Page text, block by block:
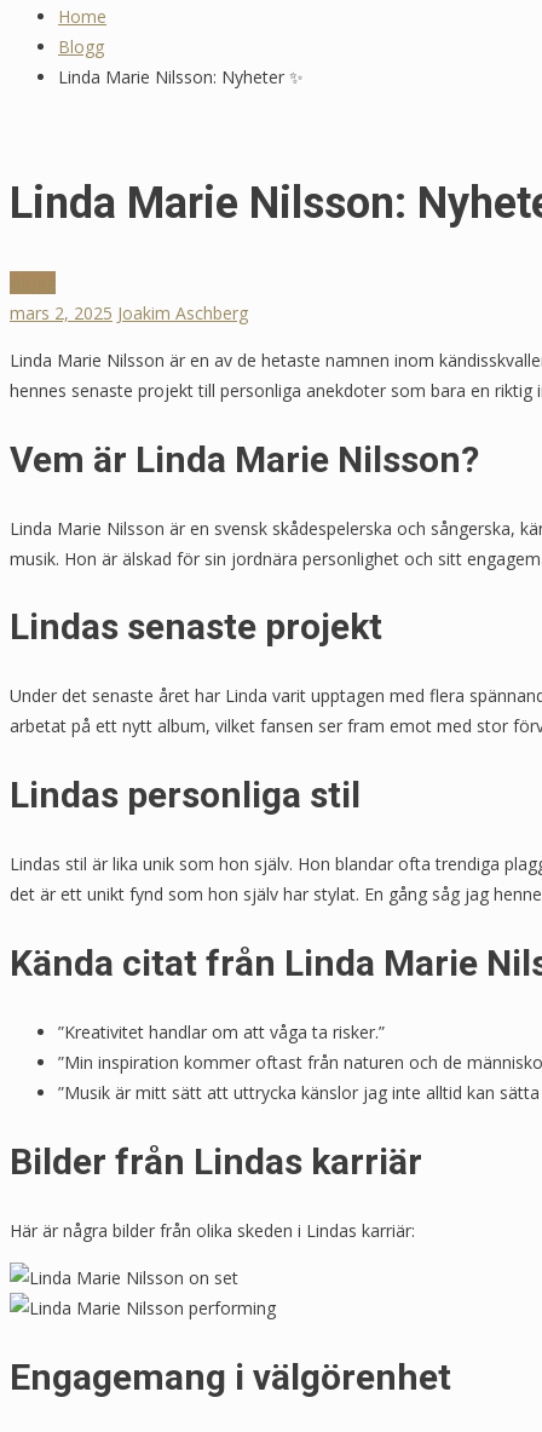
Home
Blogg
Linda Marie Nilsson: Nyheter ✨
Linda Marie Nilsson:
mars 2, 2025 Joakim Aschberg
Linda Marie Nilsson är en av de hetaste namnen inom
hennes senaste projekt till personliga anekdoter som bara en riktig
Vem är Linda Marie Nilsson?
Linda Marie Nilsson är en svensk skådespelerska och sångerska,
musik. Hon är älskad för sin jordnära personlighet och sitt
Lindas senaste projekt
Under det senaste året har Linda varit upptagen med flera
arbetat på ett nytt album, vilket fansen ser fram emot med stor
Lindas personliga stil
Lindas stil är lika unik som hon själv. Hon blandar ofta trendiga
det är ett unikt fynd som hon själv har stylat. En gång såg jag
Kända citat från Linda Marie
”Kreativitet handlar om att våga ta risker.”
”Min inspiration kommer oftast från naturen och de
”Musik är mitt sätt att uttrycka känslor jag inte alltid kan sätta
Bilder från Lindas karriär
Här är några bilder från olika skeden i Lindas karriär:
Engagemang i välgörenhet